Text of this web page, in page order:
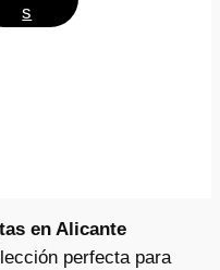
s
en Alicante
perfecta para